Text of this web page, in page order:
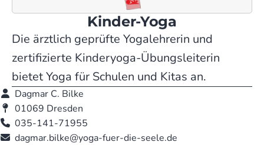
Kinder-Yoga
Die ärztlich geprüfte Yogalehrerin und
zertifizierte Kinderyoga-Übungsleiterin
bietet Yoga für Schulen und Kitas an.
Dagmar C. Bilke
01069 Dresden
035-141-71955
dagmar.bilke@yoga-fuer-die-seele.de